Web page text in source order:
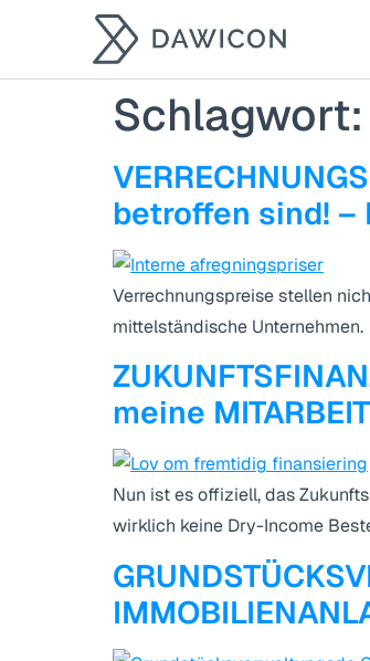
Schlagwort:
betroffen sind! –
Verrechnungspreise stellen
mittelständische Unternehmen.
meine
Nun ist es offiziell, das
wirklich keine Dry-Income